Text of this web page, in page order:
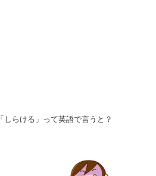
「しらける」って英語で言うと？